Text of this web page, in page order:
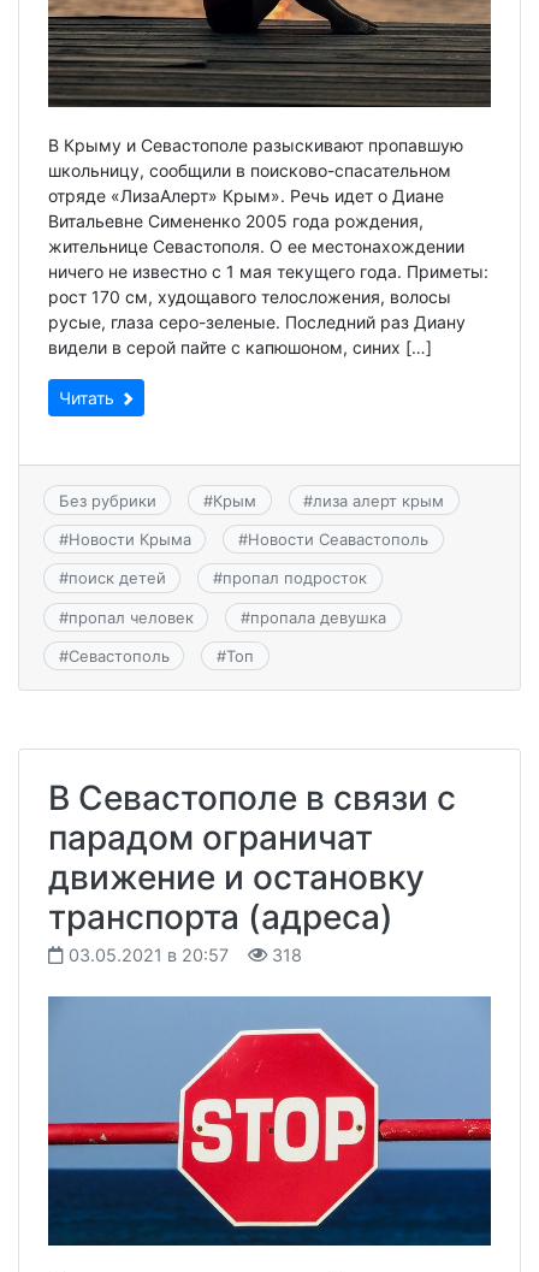
В Крыму и Севастополе разыскивают пропавшую
школьницу, сообщили в поисково-спасательном
отряде «ЛизаАлерт» Крым». Речь идет о Диане
Витальевне Симененко 2005 года рождения,
жительнице Севастополя. О ее местонахождении
ничего не известно с 1 мая текущего года. Приметы:
рост 170 см, худощавого телосложения, волосы
русые, глаза серо-зеленые. Последний раз Диану
видели в серой пайте с капюшоном, синих […]
Читать
Без рубрики #Крым #лиза алерт крым
#Новости Крыма #Новости Сеавастополь
#поиск детей #пропал подросток
#пропал человек #пропала девушка
#Севастополь #Топ
В Севастополе в связи с
парадом ограничат
движение и остановку
транспорта (адреса)
03.05.2021 в 20:57 318